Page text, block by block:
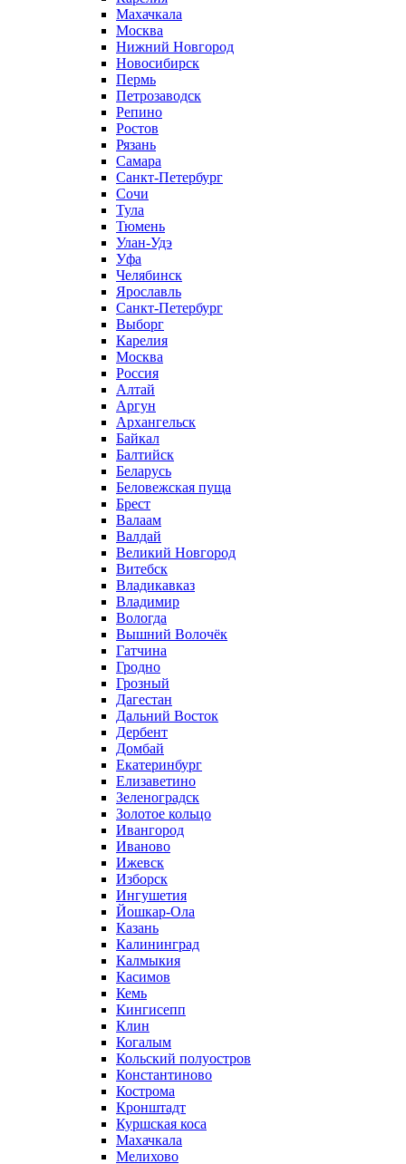
Махачкала
Москва
Нижний Новгород
Новосибирск
Пермь
Петрозаводск
Репино
Ростов
Рязань
Самара
Санкт-Петербург
Сочи
Тула
Тюмень
Улан-Удэ
Уфа
Челябинск
Ярославль
Санкт-Петербург
Выборг
Карелия
Москва
Россия
Алтай
Аргун
Архангельск
Байкал
Балтийск
Беларусь
Беловежская пуща
Брест
Валаам
Валдай
Великий Новгород
Витебск
Владикавказ
Владимир
Вологда
Вышний Волочёк
Гатчина
Гродно
Грозный
Дагестан
Дальний Восток
Дербент
Домбай
Екатеринбург
Елизаветино
Зеленоградск
Золотое кольцо
Ивангород
Иваново
Ижевск
Изборск
Ингушетия
Йошкар-Ола
Казань
Калининград
Калмыкия
Касимов
Кемь
Кингисепп
Клин
Когалым
Кольский полуостров
Константиново
Кострома
Кронштадт
Куршская коса
Махачкала
Мелихово